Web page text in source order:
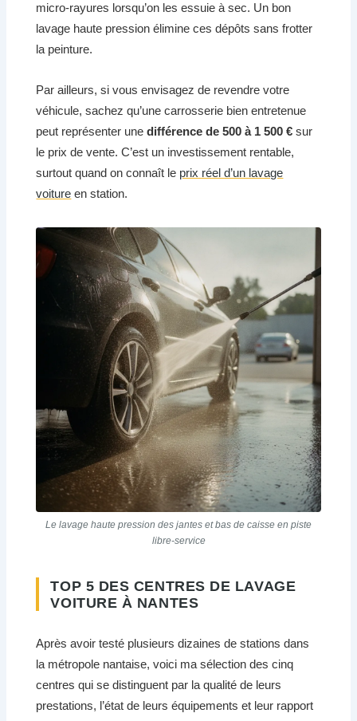
micro-rayures lorsqu’on les essuie à sec. Un bon
lavage haute pression élimine ces dépôts sans frotter
la peinture.
Par ailleurs, si vous envisagez de revendre votre
véhicule, sachez qu’une carrosserie bien entretenue
peut représenter unedifférence de 500 à 1 500 € sur
le prix de vente. C’est un investissement rentable,
surtout quand on connaît le prix réel d’un lavage
voiture en station.
Le lavage haute pression des jantes et bas de caisse en piste
libre-service
TOP 5 DES CENTRES DE LAVAGE
VOITURE À NANTES
Après avoir testé plusieurs dizaines de stations dans
la métropole nantaise, voici ma sélection des cinq
centres qui se distinguent par la qualité de leurs
prestations, l’état de leurs équipements et leur rapport